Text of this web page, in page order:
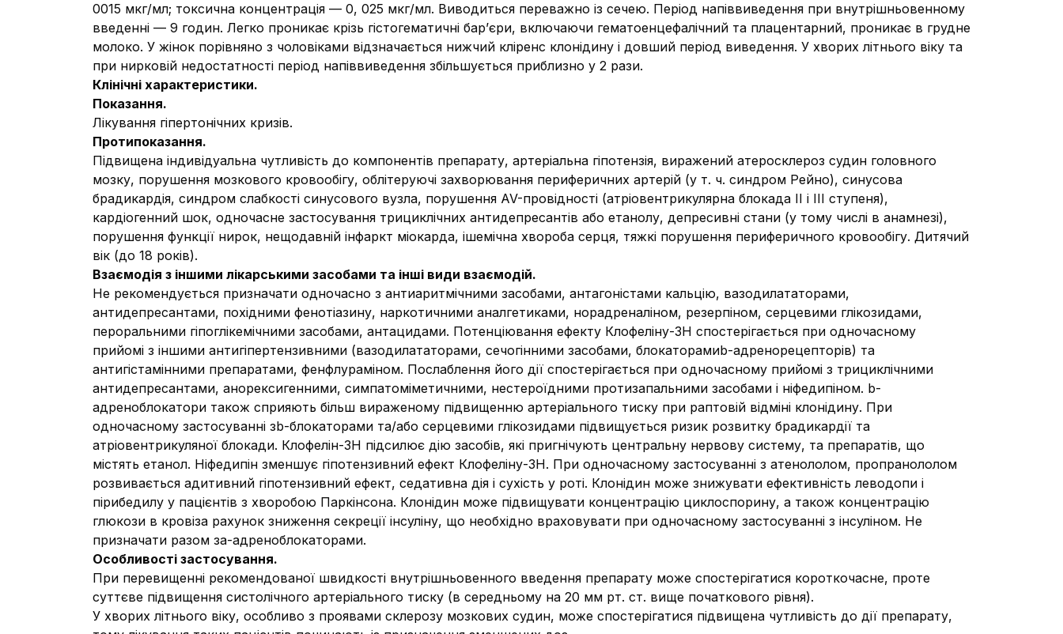
0015 мкг/мл; токсична концентрація — 0, 025 мкг/мл. Виводиться переважно із сечею. Період напіввиведення при внутрішньовенному
введенні — 9 годин. Легко проникає крізь гістогематичні бар’єри, включаючи гематоенцефалічний та плацентарний, проникає в грудне
молоко. У жінок порівняно з чоловіками відзначається нижчий кліренс клонідину і довший період виведення. У хворих літнього віку та
при нирковій недостатності період напіввиведення збільшується приблизно у 2 рази.
Клінічні характеристики.
Показання.
Лікування гіпертонічних кризів.
Протипоказання.
Підвищена індивідуальна чутливість до компонентів препарату, артеріальна гіпотензія, виражений атеросклероз судин головного
мозку, порушення мозкового кровообігу, облітеруючі захворювання периферичних артерій (у т. ч. синдром Рейно), синусова
брадикардія, синдром слабкості синусового вузла, порушення AV-провідності (атріовентрикулярна блокада II і III ступеня),
кардіогенний шок, одночасне застосування трициклічних антидепресантів або етанолу, депресивні стани (у тому числі в анамнезі),
порушення функції нирок, нещодавній інфаркт міокарда, ішемічна хвороба серця, тяжкі порушення периферичного кровообігу. Дитячий
вік (до 18 років).
Взаємодія з іншими лікарськими засобами та інші види взаємодій.
Не рекомендується призначати одночасно з антиаритмічними засобами, антагоністами кальцію, вазодилататорами,
антидепресантами, похідними фенотіазину, наркотичними аналгетиками, норадреналіном, резерпіном, серцевими глікозидами,
пероральними гіпоглікемічними засобами, антацидами. Потенціювання ефекту Клофеліну-ЗН спостерігається при одночасному
прийомі з іншими антигіпертензивними (вазодилататорами, сечогінними засобами, блокаторамиb-адренорецепторів) та
антигістамінними препаратами, фенфлураміном. Послаблення його дії спостерігається при одночасному прийомі з трициклічними
антидепресантами, анорексигенними, симпатоміметичними, нестероїдними протизапальними засобами і ніфедипіном. b-
адреноблокатори також сприяють більш вираженому підвищенню артеріального тиску при раптовій відміні клонідину. При
одночасному застосуванні зb-блокаторами та/або серцевими глікозидами підвищується ризик розвитку брадикардії та
атріовентрикуляної блокади. Клофелін-ЗН підсилює дію засобів, які пригнічують центральну нервову систему, та препаратів, що
містять етанол. Ніфедипін зменшує гіпотензивний ефект Клофеліну-ЗН. При одночасному застосуванні з атенололом, пропранололом
розвивається адитивний гіпотензивний ефект, седативна дія і сухість у роті. Клонідин може знижувати ефективність леводопи і
пірибедилу у пацієнтів з хворобою Паркінсона. Клонідин може підвищувати концентрацію циклоспорину, а також концентрацію
глюкози в кровіза рахунок зниження секреції інсуліну, що необхідно враховувати при одночасному застосуванні з інсуліном. Не
призначати разом зa-адреноблокаторами.
Особливості застосування.
При перевищенні рекомендованої швидкості внутрішньовенного введення препарату може спостерігатися короткочасне, проте
суттєве підвищення систолічного артеріального тиску (в середньому на 20 мм рт. ст. вище початкового рівня).
У хворих літнього віку, особливо з проявами склерозу мозкових судин, може спостерігатися підвищена чутливість до дії препарату,